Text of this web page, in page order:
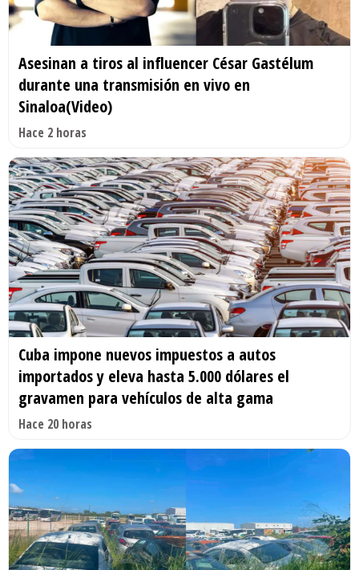
Asesinan a tiros al influencer César Gastélum
durante una transmisión en vivo en
Sinaloa(Video)
Hace 2 horas
Cuba impone nuevos impuestos a autos
importados y eleva hasta 5.000 dólares el
gravamen para vehículos de alta gama
Hace 20 horas